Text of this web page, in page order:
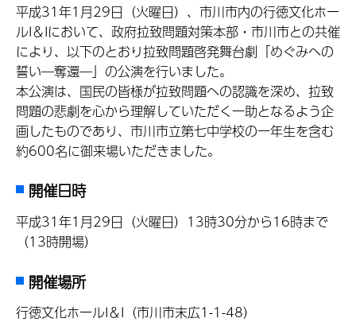
平成31年1月29日（火曜日）、市川市内の行徳文化ホー
ルI＆Iにおいて、政府拉致問題対策本部・市川市との共催
により、以下のとおり拉致問題啓発舞台劇「めぐみへの
誓い―奪還―」の公演を行いました。
本公演は、国民の皆様が拉致問題への認識を深め、拉致
問題の悲劇を心から理解していただく一助となるよう企
画したものであり、市川市立第七中学校の一年生を含む
約600名に御来場いただきました。
開催日時
平成31年1月29日（火曜日）13時30分から16時まで
（13時開場）
開催場所
行徳文化ホールI＆I（市川市末広1-1-48）